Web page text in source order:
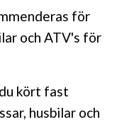
för
och ATV's för
kört fast
husbilar och